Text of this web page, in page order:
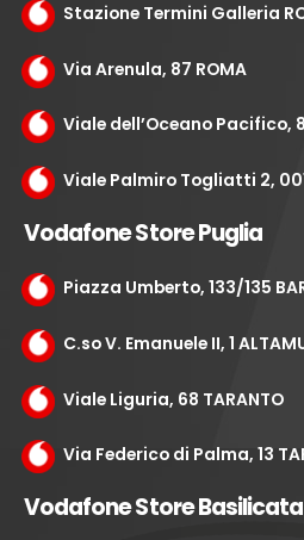
Stazione Termini Galleria
Via Arenula, 87 ROMA
Viale dell’Oceano Pacifico,
Viale Palmiro Togliatti 2,
Vodafone Store Puglia
Piazza Umberto, 133/135
C.so V. Emanuele II, 1
Viale Liguria, 68 TARANTO
Via Federico di Palma, 13
Vodafone Store Basilicata